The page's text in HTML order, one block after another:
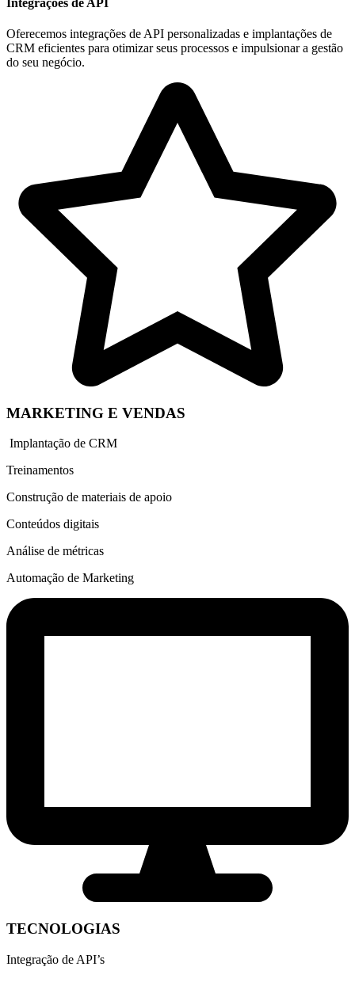
Oferecemos integrações de API personalizadas e implantações de
CRM eficientes para otimizar seus processos e impulsionar a gestão
do seu negócio.
MARKETING E VENDAS
Implantação de CRM
Treinamentos
Construção de materiais de apoio
Conteúdos digitais
Análise de métricas
Automação de Marketing
TECNOLOGIAS
Integração de API’s